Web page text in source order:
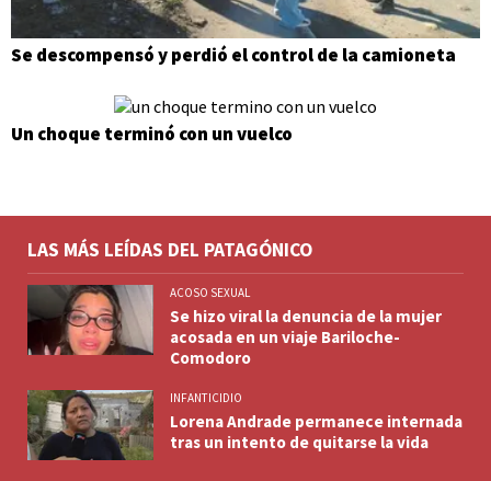
Se descompensó y perdió el control de la camioneta
Un choque terminó con un vuelco
LAS MÁS LEÍDAS DEL PATAGÓNICO
ACOSO SEXUAL
Se hizo viral la denuncia de la mujer
acosada en un viaje Bariloche-
Comodoro
INFANTICIDIO
Lorena Andrade permanece internada
tras un intento de quitarse la vida